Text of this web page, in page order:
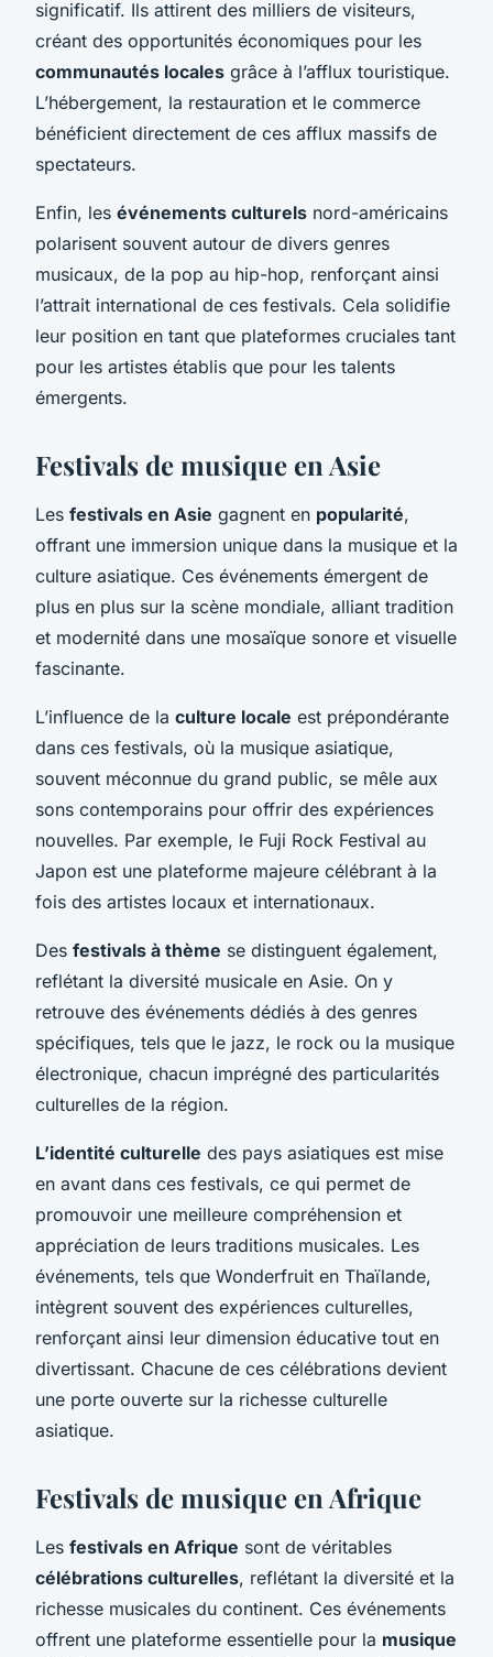
significatif. Ils attirent des milliers de visiteurs,
créant des opportunités économiques pour les
communautés locales grâce à l’afflux touristique.
L’hébergement, la restauration et le commerce
bénéficient directement de ces afflux massifs de
spectateurs.
Enfin, les événements culturels nord-américains
polarisent souvent autour de divers genres
musicaux, de la pop au hip-hop, renforçant ainsi
l’attrait international de ces festivals. Cela solidifie
leur position en tant que plateformes cruciales tant
pour les artistes établis que pour les talents
émergents.
Festivals de musique en Asie
Les festivals en Asie gagnent en popularité,
offrant une immersion unique dans la musique et la
culture asiatique. Ces événements émergent de
plus en plus sur la scène mondiale, alliant tradition
et modernité dans une mosaïque sonore et visuelle
fascinante.
L’influence de la culture locale est prépondérante
dans ces festivals, où la musique asiatique,
souvent méconnue du grand public, se mêle aux
sons contemporains pour offrir des expériences
nouvelles. Par exemple, le Fuji Rock Festival au
Japon est une plateforme majeure célébrant à la
fois des artistes locaux et internationaux.
Des festivals à thème se distinguent également,
reflétant la diversité musicale en Asie. On y
retrouve des événements dédiés à des genres
spécifiques, tels que le jazz, le rock ou la musique
électronique, chacun imprégné des particularités
culturelles de la région.
L’identité culturelle des pays asiatiques est mise
en avant dans ces festivals, ce qui permet de
promouvoir une meilleure compréhension et
appréciation de leurs traditions musicales. Les
événements, tels que Wonderfruit en Thaïlande,
intègrent souvent des expériences culturelles,
renforçant ainsi leur dimension éducative tout en
divertissant. Chacune de ces célébrations devient
une porte ouverte sur la richesse culturelle
asiatique.
Festivals de musique en Afrique
Les festivals en Afrique sont de véritables
célébrations culturelles, reflétant la diversité et la
richesse musicales du continent. Ces événements
offrent une plateforme essentielle pour la musique